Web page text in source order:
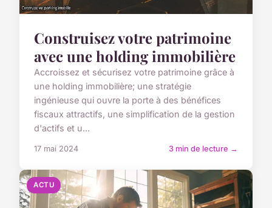
Construisez votre patrimoine
avec une holding immobilière
Accroissez et sécurisez votre patrimoine grâce à
une holding immobilière; une stratégie
ingénieuse qui ouvre la porte à des bénéfices
fiscaux attractifs, une simplification de la gestion
d'actifs et u...
17 mai 2024 3 min de lecture →
ACTU